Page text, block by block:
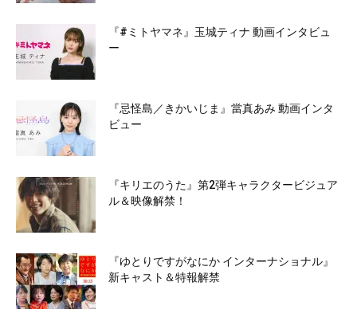
『#ミトヤマネ』玉城ティナ 動画インタビュ
ー
『忌怪島／きかいじま』當真あみ 動画インタ
ビュー
『キリエのうた』第2弾キャラクタービジュア
ル＆映像解禁！
『ゆとりですがなにか インターナショナル』
新キャスト＆特報解禁